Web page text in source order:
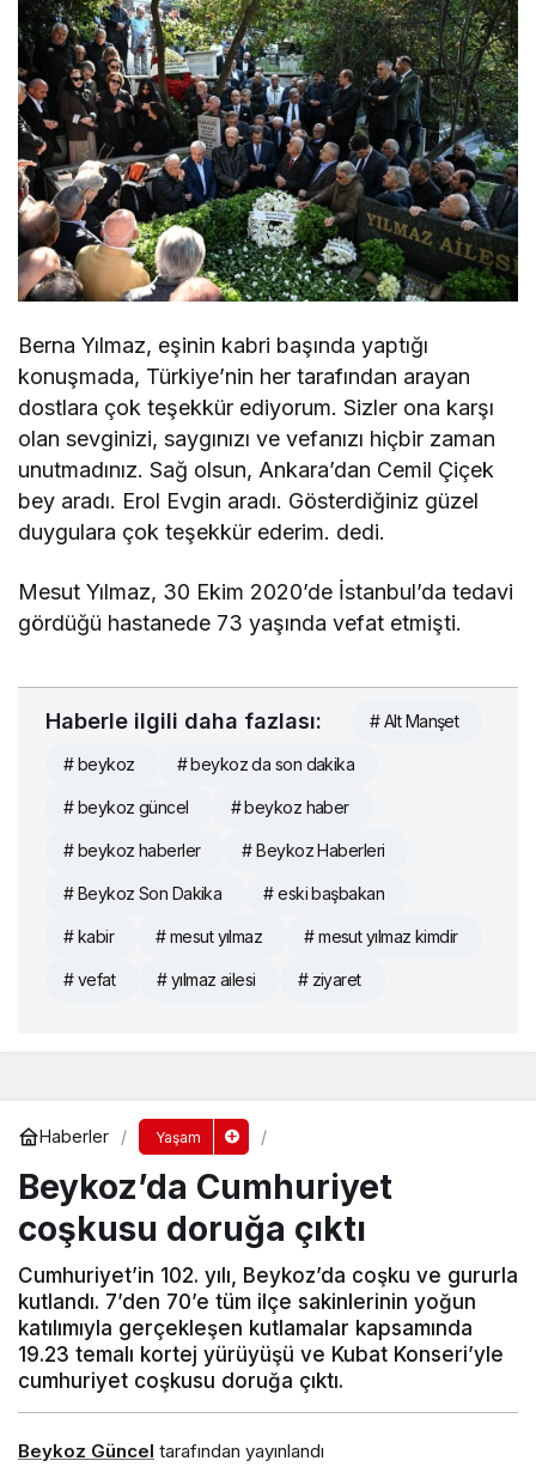
Berna Yılmaz, eşinin kabri başında yaptığı
konuşmada, Türkiye’nin her tarafından arayan
dostlara çok teşekkür ediyorum. Sizler ona karşı
olan sevginizi, saygınızı ve vefanızı hiçbir zaman
unutmadınız. Sağ olsun, Ankara’dan Cemil Çiçek
bey aradı. Erol Evgin aradı. Gösterdiğiniz güzel
duygulara çok teşekkür ederim. dedi.
Mesut Yılmaz, 30 Ekim 2020’de İstanbul’da tedavi
gördüğü hastanede 73 yaşında vefat etmişti.
Haberle ilgili daha fazlası: # Alt Manşet
# beykoz # beykoz da son dakika
# beykoz güncel # beykoz haber
# beykoz haberler # Beykoz Haberleri
# Beykoz Son Dakika # eski başbakan
# kabir # mesut yılmaz # mesut yılmaz kimdir
# vefat # yılmaz ailesi # ziyaret
Haberler Yaşam
Beykoz’da Cumhuriyet
coşkusu doruğa çıktı
Cumhuriyet’in 102. yılı, Beykoz’da coşku ve gururla
kutlandı. 7’den 70’e tüm ilçe sakinlerinin yoğun
katılımıyla gerçekleşen kutlamalar kapsamında
19.23 temalı kortej yürüyüşü ve Kubat Konseri’yle
cumhuriyet coşkusu doruğa çıktı.
Beykoz Güncel tarafından yayınlandı